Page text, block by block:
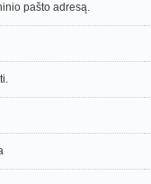
pašto adresą.